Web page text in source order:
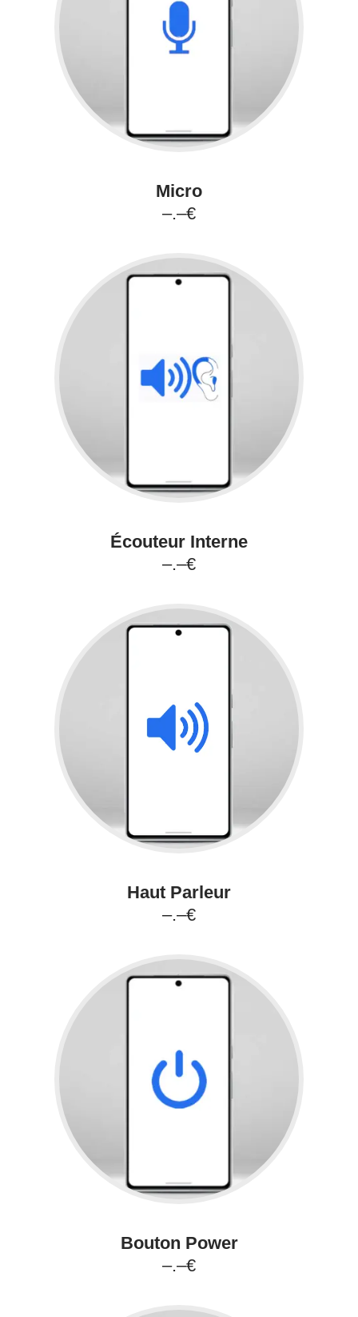
Micro
–.–€
Écouteur Interne
–.–€
Haut Parleur
–.–€
Bouton Power
–.–€